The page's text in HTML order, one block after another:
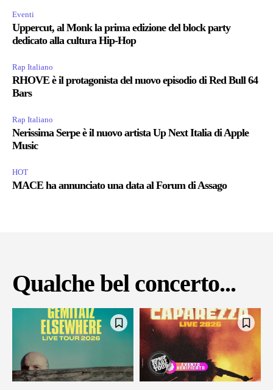
Eventi
Uppercut, al Monk la prima edizione del block party
dedicato alla cultura Hip-Hop
Rap Italiano
RHOVE è il protagonista del nuovo episodio di Red Bull 64
Bars
Rap Italiano
Nerissima Serpe è il nuovo artista Up Next Italia di Apple
Music
HOT
MACE ha annunciato una data al Forum di Assago
Qualche bel concerto...